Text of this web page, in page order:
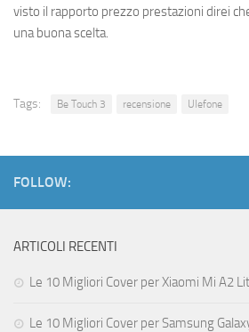
visto il rapporto prezzo prestazioni direi
una buona scelta.
Tags: Be Touch 3 recensione Ulefone
FOLLOW:
ARTICOLI RECENTI
Le 10 Migliori Cover per Xiaomi Mi A2
Le 10 Migliori Cover per Samsung